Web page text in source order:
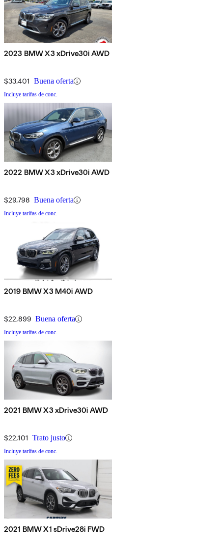
2023 BMW X3 xDrive30i AWD
$33,401 Buena oferta
Incluye tarifas de conc.
2022 BMW X3 xDrive30i AWD
$29,798 Buena oferta
Incluye tarifas de conc.
2019 BMW X3 M40i AWD
$22,899 Buena oferta
Incluye tarifas de conc.
2021 BMW X3 xDrive30i AWD
$22,101 Trato justo
Incluye tarifas de conc.
2021 BMW X1 sDrive28i FWD